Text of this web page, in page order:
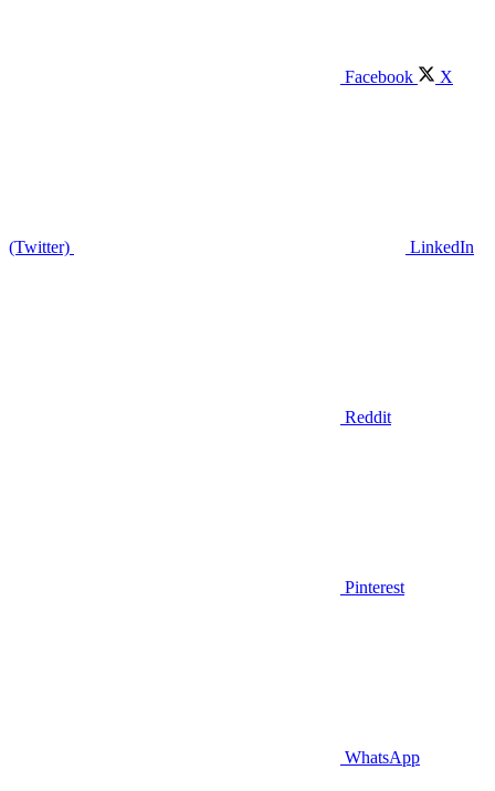
Facebook X
(Twitter) LinkedIn
Reddit
Pinterest
WhatsApp